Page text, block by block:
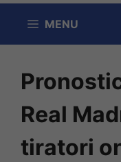
MENU
Real
tiratori